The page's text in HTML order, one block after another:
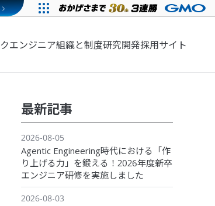
エンジニア組織と制度研究開発採用サイト
最新記事
2026-08-05
Agentic Engineering時代における「作
り上げる力」を鍛える！2026年度新卒
エンジニア研修を実施しました
2026-08-03